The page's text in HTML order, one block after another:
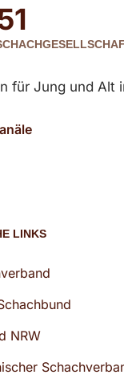
für Jung und Alt
LINKS
NRW